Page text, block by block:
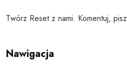
Twórz Reset z nami. Komentuj,
Nawigacja